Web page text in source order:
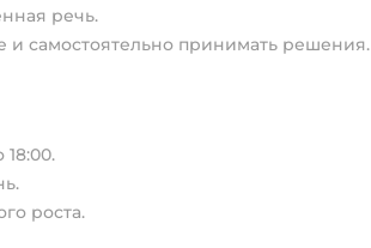
речь.
и самостоятельно принимать решения.
18:00.
роста.